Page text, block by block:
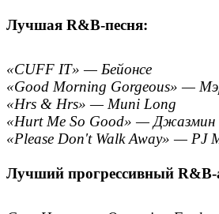
Лучшая R&B-песня:
«CUFF IT» — Бейонсе
«Good Morning Gorgeous» —
«Hrs & Hrs» — Muni Long
«Hurt Me So Good» — Джазмин
«Please Don't Walk Away» — PJ
Лучший прогрессивный